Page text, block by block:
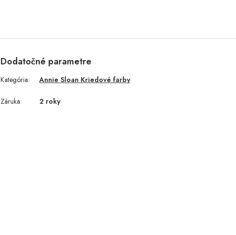
Dodatočné parametre
Kategória: Annie Sloan Kriedové farby
Záruka: 2 roky